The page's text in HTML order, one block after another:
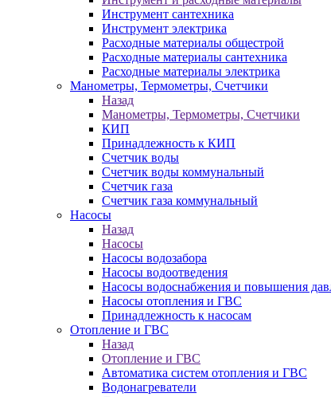
Инструмент сантехника
Инструмент электрика
Расходные материалы общестрой
Расходные материалы сантехника
Расходные материалы электрика
Манометры, Термометры, Счетчики
Назад
Манометры, Термометры, Счетчики
КИП
Принадлежность к КИП
Счетчик воды
Счетчик воды коммунальный
Счетчик газа
Счетчик газа коммунальный
Насосы
Назад
Насосы
Насосы водозабора
Насосы водоотведения
Насосы водоснабжения и повышения
Насосы отопления и ГВС
Принадлежность к насосам
Отопление и ГВС
Назад
Отопление и ГВС
Автоматика систем отопления и ГВС
Водонагреватели